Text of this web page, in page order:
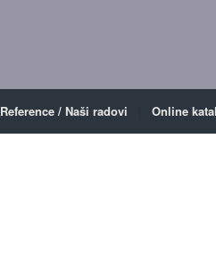
Reference / Naši radovi Online